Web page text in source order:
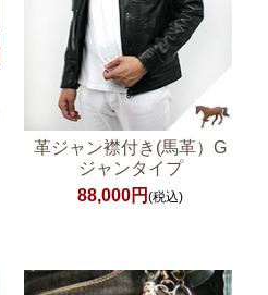
革ジャン襟付き(馬革）G
ジャンタイプ
88,000円(税込)